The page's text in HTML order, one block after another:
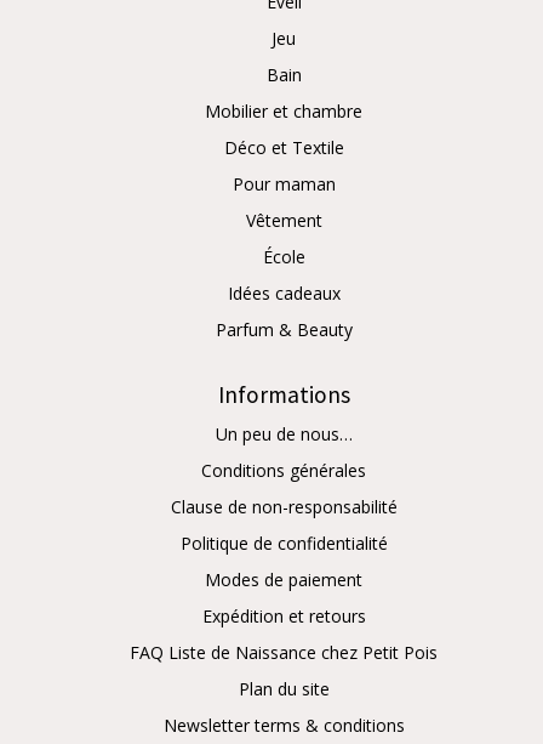
Jeu
Bain
Mobilier et chambre
Déco et Textile
Pour maman
Vêtement
École
Idées cadeaux
Parfum & Beauty
Informations
Un peu de nous…
Conditions générales
Clause de non-responsabilité
Politique de confidentialité
Modes de paiement
Expédition et retours
FAQ Liste de Naissance chez Petit Pois
Plan du site
Newsletter terms & conditions